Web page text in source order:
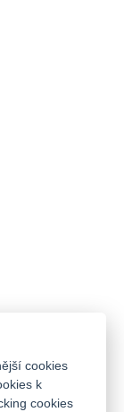
cookies
k
cookies